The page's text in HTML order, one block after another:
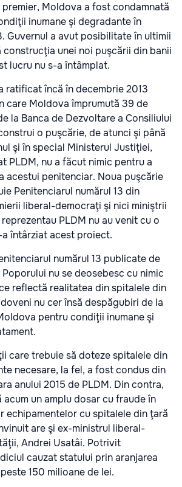
Moldova a fost condamnată
inumane şi degradante în
Guvernul a avut posibilitate în ultimii
construcţia unei noi puşcării din banii
lucru nu s-a întâmplat.
ratificat încă în decembrie 2013
care Moldova împrumută 39 de
la Banca de Dezvoltare a Consiliului
o puşcărie, de atunci şi până
şi în special Ministerul Justiţiei,
PLDM, nu a făcut nimic pentru a
acestui penitenciar. Noua puşcărie
Penitenciarul numărul 13 din
liberal-democraţi şi nici miniştrii
PLDM nu au venit cu o
întârziat acest proiect.
numărul 13 publicate de
nu se deosebesc cu nimic
reflectă realitatea din spitalele din
nu cer însă despăgubiri de la
pentru condiţii inumane şi
care trebuie să doteze spitalele din
necesare, la fel, a fost condus din
anului 2015 de PLDM. Din contra,
un amplu dosar cu fraude în
echipamentelor cu spitalele din ţară
are şi ex-ministrul liberal-
Andrei Usatâi. Potrivit
cauzat statului prin aranjarea
150 milioane de lei.